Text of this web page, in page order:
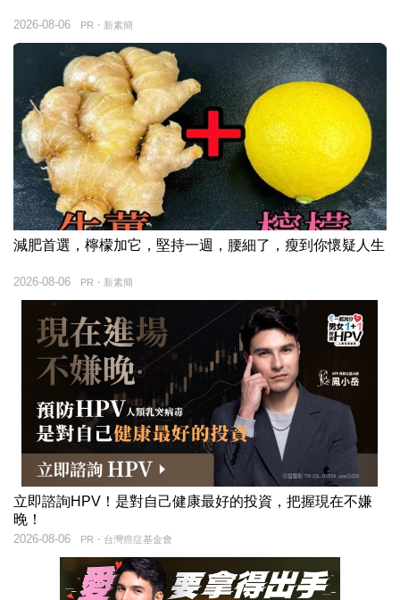
PR・新素簡
2026-08-06
減肥首選，檸檬加它，堅持一週，腰細了，瘦到你懷疑人生
PR・新素簡
2026-08-06
立即諮詢HPV！是對自己健康最好的投資，把握現在不嫌
晚！
PR・台灣癌症基金會
2026-08-06